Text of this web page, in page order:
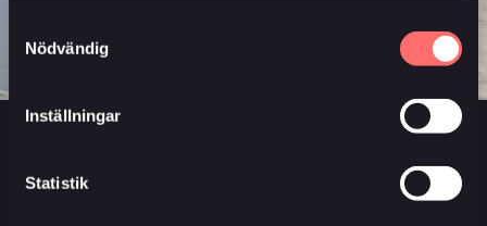
Nödvändig
Inställningar
Statistik
Huvudmeny